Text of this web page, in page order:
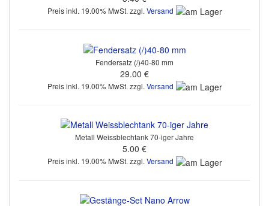
Preis inkl. 19.00% MwSt. zzgl. Versand
Fendersatz (/)40-80 mm
29.00 €
Preis inkl. 19.00% MwSt. zzgl. Versand
Metall Weissblechtank 70-iger Jahre
5.00 €
Preis inkl. 19.00% MwSt. zzgl. Versand